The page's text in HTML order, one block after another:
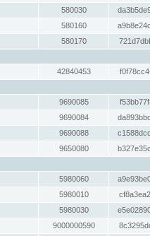
580030
580160
580170
42840453
9690085
9690084
9690088
9650080
5980060
5980010
5980030
9000000590